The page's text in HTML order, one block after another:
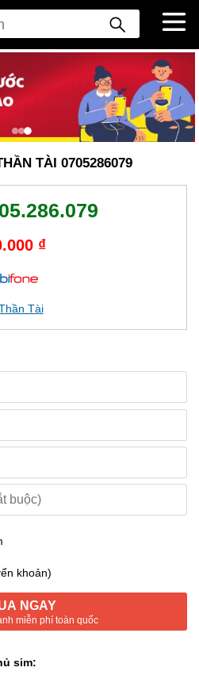
TÀI 0705286079
₫
Tài
khoản)
NGAY
miễn phí toàn quốc
sim: